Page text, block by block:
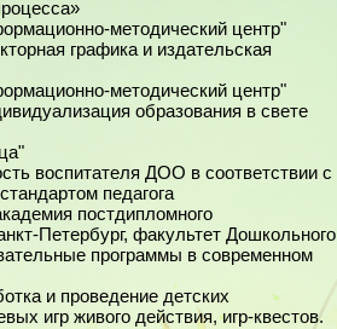
методический центр"
графика и издательская
методический центр"
образования в свете
воспитателя ДОО в соответствии с
педагога
постдипломного
Петербург, факультет Дошкольного
программы в современном
и проведение детских
игр живого действия, игр-квестов.